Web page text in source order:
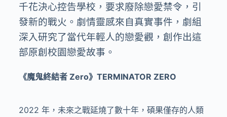
千花決心控告學校，要求廢除戀愛禁令，引
發新的戰火。劇情靈感來自真實事件，劇組
深入研究了當代年輕人的戀愛觀，創作出這
部原創校園戀愛故事。
《魔鬼終結者 Zero》TERMINATOR ZERO
2022 年，未來之戰延燒了數十年，碩果僅存的人類